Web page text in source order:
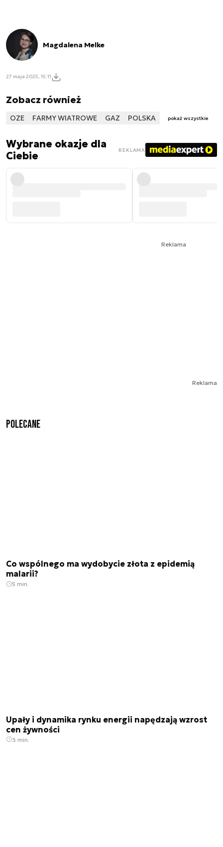
Magdalena Melke
27 maja 2025, 15:11
Zobacz również
OZE FARMY WIATROWE GAZ POLSKA pokaż wszystkie
Wybrane okazje dla
Ciebie
REKLAMA
Reklama
Reklama
Polecane
Co wspólnego ma wydobycie złota z epidemią
malarii?
5 min.
Upały i dynamika rynku energii napędzają wzrost
cen żywności
3 min.